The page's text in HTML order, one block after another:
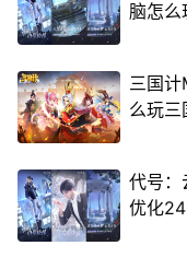
脑怎么
三国
么玩三
代号：
优化